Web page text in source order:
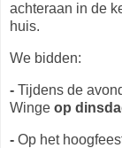
achteraan in de
huis.
We bidden:
- Tijdens de
Winge op
- Op het